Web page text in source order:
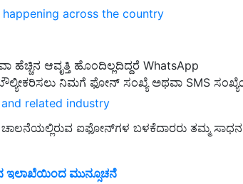
across the country
related industry
ಆವೃತ್ತಿ ಹೊಂದಿಲ್ಲದಿದ್ದರೆ WhatsApp
ಮೌಲ್ಯೀಕರಿಸಲು ನಿಮಗೆ ಫೋನ್ ಸಂಖ್ಯೆ ಅಥವಾ SMS
ಐಫೋನ್‌ಗಳ ಬಳಕೆದಾರರು ತಮ್ಮ
ಇಲಾಖೆಯಿಂದ ಮುನ್ಸೂಚನೆ